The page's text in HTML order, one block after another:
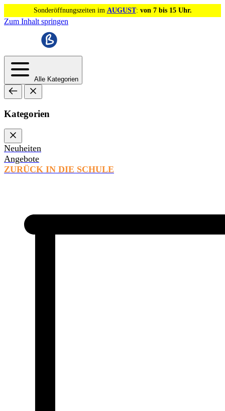
Sonderöffnungszeiten im AUGUST: von 7 bis 15 Uhr.
Zum Inhalt springen
Alle Kategorien
Kategorien
Neuheiten
Angebote
ZURÜCK IN DIE SCHULE